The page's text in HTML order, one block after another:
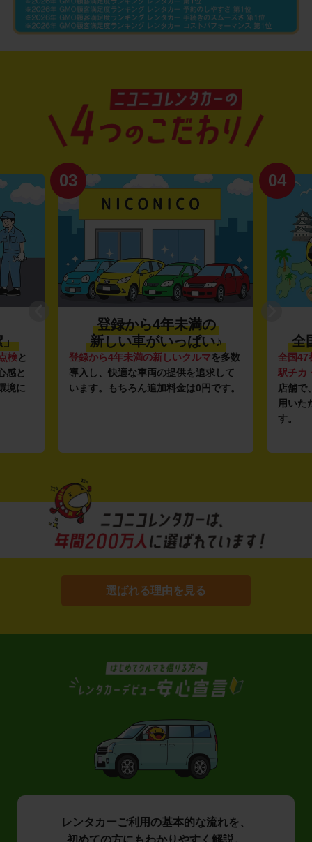
」
検と
感と
境に
03
登録から4年未満の
新しい車がいっぱい♪
登録から4年未満の新しいクルマを多数
導入し、快適な車両の提供を追求して
います。もちろん追加料金は0円です。
04
全
全国47
駅チカ
店舗で
用いた
す。
選ばれる理由を見る
レンタカーご利用の基本的な流れを、
初めての方にもわかりやすく解説。